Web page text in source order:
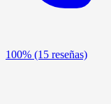
100% (15 reseñas)